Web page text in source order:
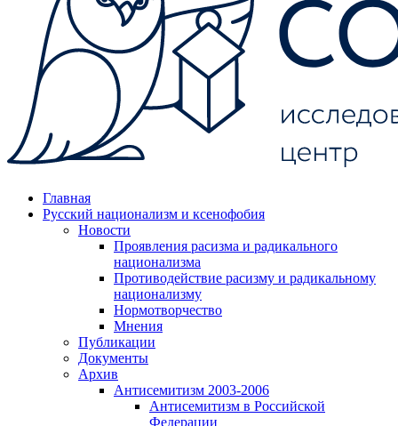
Главная
Русский национализм и ксенофобия
Новости
Проявления расизма и радикального
национализма
Противодействие расизму и радикальному
национализму
Нормотворчество
Мнения
Публикации
Документы
Архив
Антисемитизм 2003-2006
Антисемитизм в Российской
Федерации